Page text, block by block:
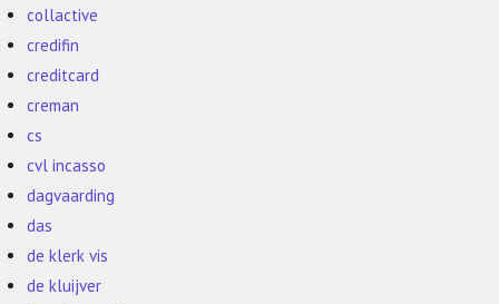
collactive
credifin
creditcard
creman
cs
cvl incasso
dagvaarding
das
de klerk vis
de kluijver